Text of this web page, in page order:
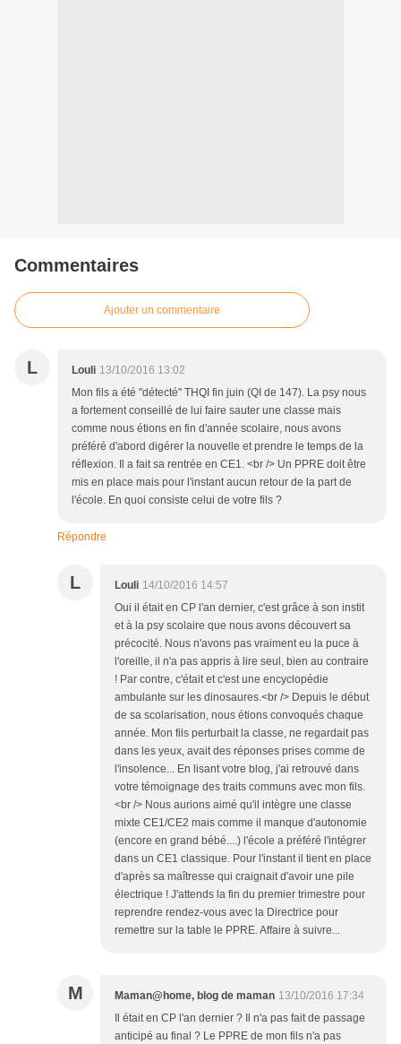
Commentaires
Ajouter un commentaire
L Louli 13/10/2016 13:02
Mon fils a été "détecté" THQI fin juin (QI de 147). La psy nous
a fortement conseillé de lui faire sauter une classe mais
comme nous étions en fin d'année scolaire, nous avons
préféré d'abord digérer la nouvelle et prendre le temps de la
réflexion. Il a fait sa rentrée en CE1. <br /> Un PPRE doit être
mis en place mais pour l'instant aucun retour de la part de
l'école. En quoi consiste celui de votre fils ?
Répondre
L Louli 14/10/2016 14:57
Oui il était en CP l'an dernier, c'est grâce à son instit
et à la psy scolaire que nous avons découvert sa
précocité. Nous n'avons pas vraiment eu la puce à
l'oreille, il n'a pas appris à lire seul, bien au contraire
! Par contre, c'était et c'est une encyclopédie
ambulante sur les dinosaures.<br /> Depuis le début
de sa scolarisation, nous étions convoqués chaque
année. Mon fils perturbait la classe, ne regardait pas
dans les yeux, avait des réponses prises comme de
l'insolence... En lisant votre blog, j'ai retrouvé dans
votre témoignage des traits communs avec mon fils.
<br /> Nous aurions aimé qu'il intègre une classe
mixte CE1/CE2 mais comme il manque d'autonomie
(encore en grand bébé....) l'école a préféré l'intégrer
dans un CE1 classique. Pour l'instant il tient en place
d'après sa maîtresse qui craignait d'avoir une pile
électrique ! J'attends la fin du premier trimestre pour
reprendre rendez-vous avec la Directrice pour
remettre sur la table le PPRE. Affaire à suivre...
M Maman@home, blog de maman 13/10/2016 17:34
Il était en CP l'an dernier ? Il n'a pas fait de passage
anticipé au final ? Le PPRE de mon fils n'a pas